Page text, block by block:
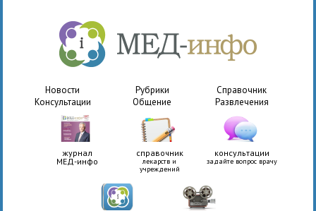
Новости Рубрики
Справочник
Консультации
Общение Развлечения
журнал
МЕД-инфо
справочник
лекарств и
учреждений
консультации
задайте вопрос врачу